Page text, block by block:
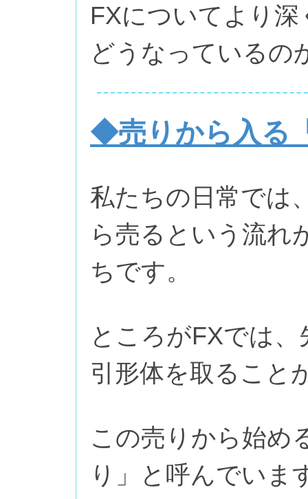
FXについてより
どうなっているの
◆売りから入る
私たちの日常では
ら売るという流れ
ちです。
ところがFXでは
引形体を取ること
この売りから始め
り」と呼んでいま